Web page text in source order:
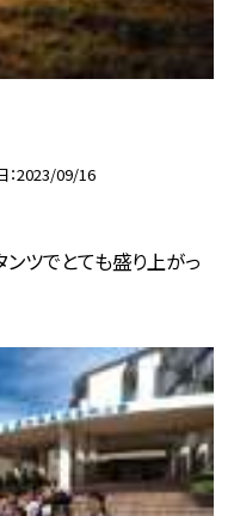
2023/09/16
ツでとても盛り上がっ